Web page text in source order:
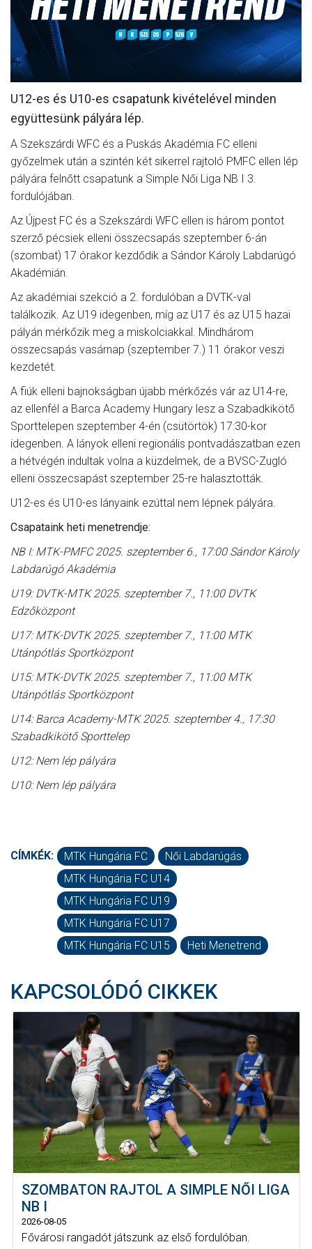
MÉRKŐZÉSEK
JELENTKEZÉS
KLUB
GALÉRIA
SAJTÓ
U12-es és U10-es csapatunk kivételével minden
együttesünk pályára lép.
A Szekszárdi WFC és a Puskás Akadémia FC elleni
győzelmek után a szintén két sikerrel rajtoló PMFC ellen lép
pályára felnőtt csapatunk a Simple Női Liga NB I 3.
fordulójában.
Az Újpest FC és a Szekszárdi WFC ellen is három pontot
szerző pécsiek elleni összecsapás szeptember 6-án
(szombat) 17 órakor kezdődik a Sándor Károly Labdarúgó
Akadémián.
Az akadémiai szekció a 2. fordulóban a DVTK-val
találkozik. Az U19 idegenben, míg az U17 és az U15 hazai
pályán mérkőzik meg a miskolciakkal. Mindhárom
összecsapás vasárnap (szeptember 7.) 11 órakor veszi
kezdetét.
A fiúk elleni bajnokságban újabb mérkőzés vár az U14-re,
az ellenfél a Barca Academy Hungary lesz a Szabadkikötő
Sporttelepen szeptember 4-én (csütörtök) 17:30-kor
idegenben. A lányok elleni regionális pontvadászatban ezen
a hétvégén indultak volna a küzdelmek, de a BVSC-Zugló
elleni összecsapást szeptember 25-re halasztották.
U12-es és U10-es lányaink ezúttal nem lépnek pályára.
Csapataink heti menetrendje:
NB I: MTK-PMFC 2025. szeptember 6., 17:00 Sándor Károly
Labdarúgó Akadémia
U19: DVTK-MTK 2025. szeptember 7., 11:00 DVTK
Edzőközpont
U17: MTK-DVTK 2025. szeptember 7., 11:00 MTK
Utánpótlás Sportközpont
U15: MTK-DVTK 2025. szeptember 7., 11:00 MTK
Utánpótlás Sportközpont
U14: Barca Academy-MTK 2025. szeptember 4., 17:30
Szabadkikötő Sporttelep
U12: Nem lép pályára
U10: Nem lép pályára
CÍMKÉK: MTK Hungária FC
Női Labdarúgás
MTK Hungária FC U14
MTK Hungária FC U19
MTK Hungária FC U17
MTK Hungária FC U15
Heti Menetrend
KAPCSOLÓDÓ CIKKEK
SZOMBATON RAJTOL A SIMPLE NŐI LIGA
NB I
2026-08-05
Fővárosi rangadót játszunk az első fordulóban.